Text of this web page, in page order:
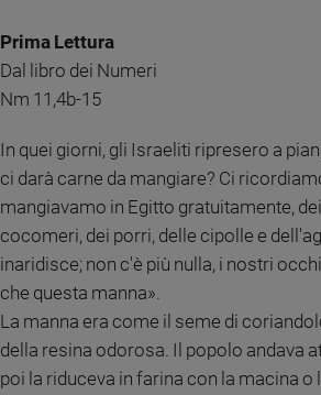
Chiesa
Fede
spiritualità
Santi
Devozione
e
fede
Parola
del
Prima Lettura
Dal libro dei Numeri
Nm 11,4b-15
In quei giorni, gli Israeliti ripresero a
ci darà carne da mangiare? Ci
mangiavamo in Egitto gratuitamente,
cocomeri, dei porri, delle cipolle e
inaridisce; non c'è più nulla, i nostri
che questa manna».
La manna era come il seme di
della resina odorosa. Il popolo andava
poi la riduceva in farina con la macina o